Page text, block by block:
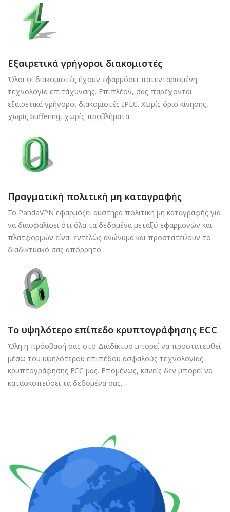
Εξαιρετικά γρήγοροι διακομιστές
Όλοι οι διακομιστές έχουν εφαρμόσει πατενταρισμένη
τεχνολογία επιτάχυνσης. Επιπλέον, σας παρέχονται
εξαιρετικά γρήγοροι διακομιστές IPLC. Χωρίς όριο κίνησης,
χωρίς buffering, χωρίς προβλήματα.
Πραγματική πολιτική μη καταγραφής
Το PandaVPN εφαρμόζει αυστηρά πολιτική μη καταγραφής για
να διασφαλίσει ότι όλα τα δεδομένα μεταξύ εφαρμογών και
πλατφορμών είναι εντελώς ανώνυμα και προστατεύουν το
διαδικτυακό σας απόρρητο.
Το υψηλότερο επίπεδο κρυπτογράφησης ECC
Όλη η πρόσβασή σας στο Διαδίκτυο μπορεί να προστατευθεί
μέσω του υψηλότερου επιπέδου ασφαλούς τεχνολογίας
κρυπτογράφησης ECC μας. Επομένως, κανείς δεν μπορεί να
κατασκοπεύσει τα δεδομένα σας.